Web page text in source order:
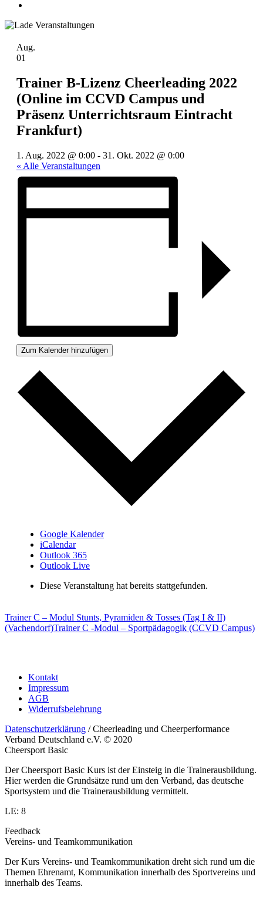
Aug.
01
Trainer B-Lizenz Cheerleading 2022
(Online im CCVD Campus und
Präsenz Unterrichtsraum Eintracht
Frankfurt)
1. Aug. 2022 @ 0:00 - 31. Okt. 2022 @ 0:00
« Alle Veranstaltungen
Zum Kalender hinzufügen
Google Kalender
iCalendar
Outlook 365
Outlook Live
Diese Veranstaltung hat bereits stattgefunden.
Trainer C – Modul Stunts, Pyramiden & Tosses (Tag I & II)
(Vachendorf)Trainer C -Modul – Sportpädagogik (CCVD Campus)
Kontakt
Impressum
AGB
Widerrufsbelehrung
Datenschutzerklärung / Cheerleading und Cheerperformance
Verband Deutschland e.V. © 2020
Cheersport Basic
Der Cheersport Basic Kurs ist der Einsteig in die Trainerausbildung.
Hier werden die Grundsätze rund um den Verband, das deutsche
Sportsystem und die Trainerausbildung vermittelt.
LE: 8
Feedback
Vereins- und Teamkommunikation
Der Kurs Vereins- und Teamkommunikation dreht sich rund um die
Themen Ehrenamt, Kommunikation innerhalb des Sportvereins und
innerhalb des Teams.